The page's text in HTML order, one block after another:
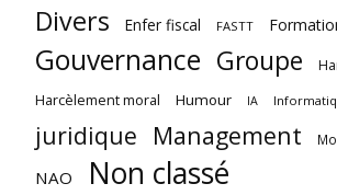
Divers Enfer fiscal FASTT
Gouvernance Groupe
Harcèlement moral Humour IA
juridique Management
NAO Non classé